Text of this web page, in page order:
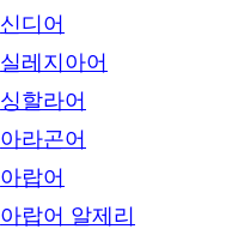
신디어
실레지아어
싱할라어
아라곤어
아랍어
아랍어 알제리